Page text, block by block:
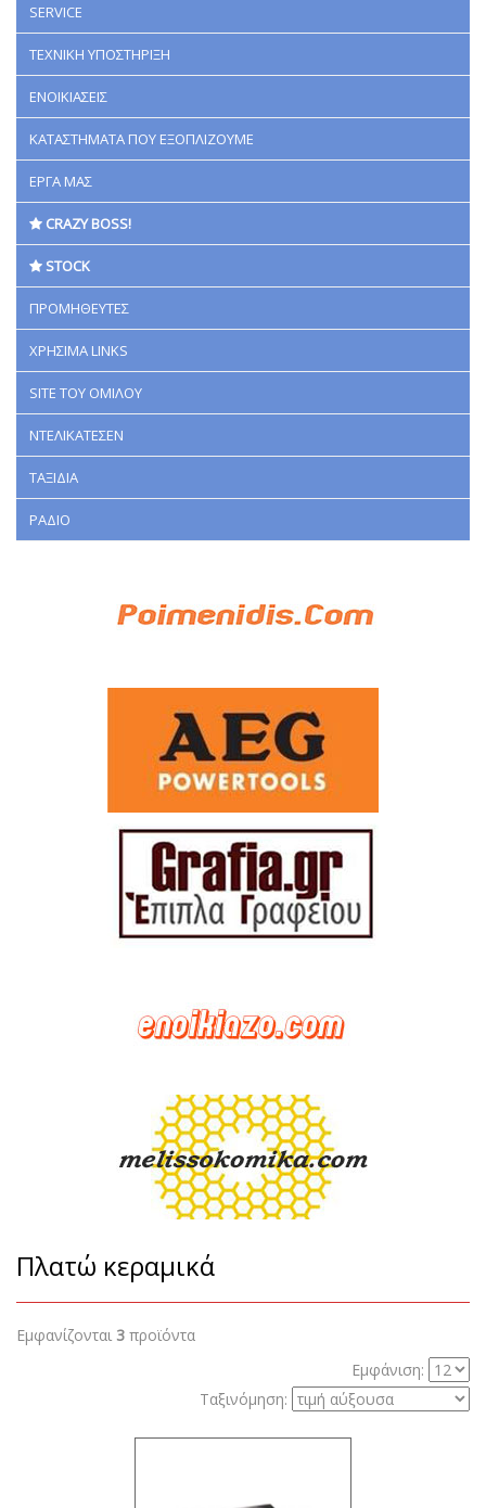
SERVICE
ΤΕΧΝΙΚΗ ΥΠΟΣΤΗΡΙΞΗ
ΕΝΟΙΚΙΑΣΕΙΣ
ΚΑΤΑΣΤΗΜΑΤΑ ΠΟΥ ΕΞΟΠΛΙΖΟΥΜΕ
ΕΡΓΑ ΜΑΣ
CRAZY BOSS!
STOCK
ΠΡΟΜΗΘΕΥΤΕΣ
ΧΡΗΣΙΜΑ LINKS
SITE ΤΟΥ ΟΜΙΛΟΥ
ΝΤΕΛΙΚΑΤΕΣΕΝ
ΤΑΞΙΔΙΑ
ΡΑΔΙΟ
Πλατώ κεραμικά
Εμφανίζονται 3 προϊόντα
Εμφάνιση:
Ταξινόμηση: